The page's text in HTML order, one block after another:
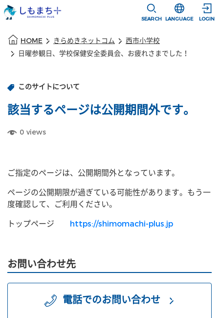
SEARCH
選択すると言
LANGUAGE LOGIN
HOME きらめきネットコム
西市小学校
日曜参観日、学校保健安全委員会、お疲れさまでした！
このサイトについて
該当するページは公開期間外です。
0 views
ご指定のページは、公開期間外となっています。
ページの公開期限が過ぎている可能性があります。もう一
度確認して、ご利用ください。
トップページ
https://shimomachi-plus.jp
お問い合わせ先
電話でのお問い合わせ